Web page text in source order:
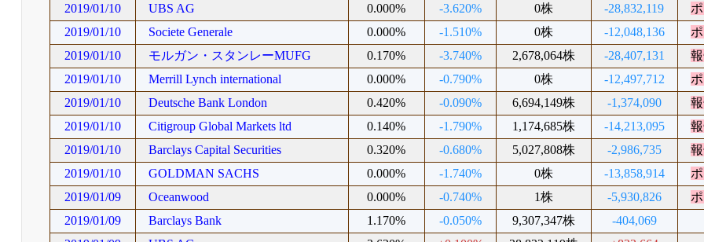
2019/01/10
UBS AG 0.000% -3.620% 0株 -28,832,119
2019/01/10
Societe Generale 0.000% -1.510% 0株 -12,048,136
2019/01/10
モルガン・スタンレーMUFG 0.170% -3.740% 2,678,064株 -28,407,131
2019/01/10
Merrill Lynch international 0.000% -0.790% 0株 -12,497,712
2019/01/10
Deutsche Bank London 0.420% -0.090% 6,694,149株 -1,374,090
2019/01/10
Citigroup Global Markets ltd 0.140% -1.790% 1,174,685株 -14,213,095
2019/01/10
Barclays Capital Securities 0.320% -0.680% 5,027,808株 -2,986,735
2019/01/10
GOLDMAN SACHS 0.000% -1.740% 0株 -13,858,914
2019/01/09
Oceanwood 0.000% -0.740% 1株 -5,930,826
2019/01/09
Barclays Bank 1.170% -0.050% 9,307,347株
-404,069